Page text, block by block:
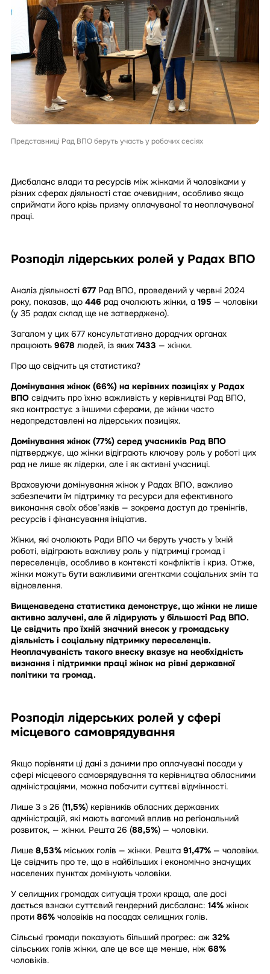
Представниці Рад ВПО беруть участь у робочих сесіях
Дисбаланс влади та ресурсів між жінками й чоловіками у
різних сферах діяльності стає очевидним, особливо якщо
сприймати його крізь призму оплачуваної та неоплачуваної
праці.
Розподіл лідерських ролей у Радах ВПО
Аналіз діяльності 677 Рад ВПО, проведений у червні 2024
року, показав, що 446 рад очолюють жінки, а 195 — чоловіки
(у 35 радах склад ще не затверджено).
Загалом у цих 677 консультативно дорадчих органах
працюють 9678 людей, із яких 7433 — жінки.
Про що свідчить ця статистика?
Домінування жінок (66%) на керівних позиціях у Радах
ВПО свідчить про їхню важливість у керівництві Рад ВПО,
яка контрастує з іншими сферами, де жінки часто
недопредставлені на лідерських позиціях.
Домінування жінок (77%) серед учасників Рад ВПО
підтверджує, що жінки відіграють ключову роль у роботі цих
рад не лише як лідерки, але і як активні учасниці.
Враховуючи домінування жінок у Радах ВПО, важливо
забезпечити їм підтримку та ресурси для ефективного
виконання своїх обов’язків — зокрема доступ до тренінгів,
ресурсів і фінансування ініціатив.
Жінки, які очолюють Ради ВПО чи беруть участь у їхній
роботі, відіграють важливу роль у підтримці громад і
переселенців, особливо в контексті конфліктів і криз. Отже,
жінки можуть бути важливими агентками соціальних змін та
відновлення.
Вищенаведена статистика демонструє, що жінки не лише
активно залучені, але й лідирують у більшості Рад ВПО.
Це свідчить про їхній значний внесок у громадську
діяльність і соціальну підтримку переселенців.
Неоплачуваність такого внеску вказує на необхідність
визнання і підтримки праці жінок на рівні державної
політики та громад.
Розподіл лідерських ролей у сфері
місцевого самоврядування
Якщо порівняти ці дані з даними про оплачувані посади у
сфері місцевого самоврядування та керівництва обласними
адміністраціями, можна побачити суттєві відмінності.
Лише 3 з 26 (11,5%) керівників обласних державних
адміністрацій, які мають вагомий вплив на регіональний
розвиток, — жінки. Решта 26 (88,5%) — чоловіки.
Лише 8,53% міських голів — жінки. Решта 91,47% — чоловіки.
Це свідчить про те, що в найбільших і економічно значущих
населених пунктах домінують чоловіки.
У селищних громадах ситуація трохи краща, але досі
дається взнаки суттєвий гендерний дисбаланс: 14% жінок
проти 86% чоловіків на посадах селищних голів.
Сільські громади показують більший прогрес: аж 32%
сільських голів жінки, але це все ще менше, ніж 68%
чоловіків.